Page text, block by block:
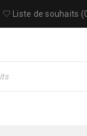
Liste de souhaits